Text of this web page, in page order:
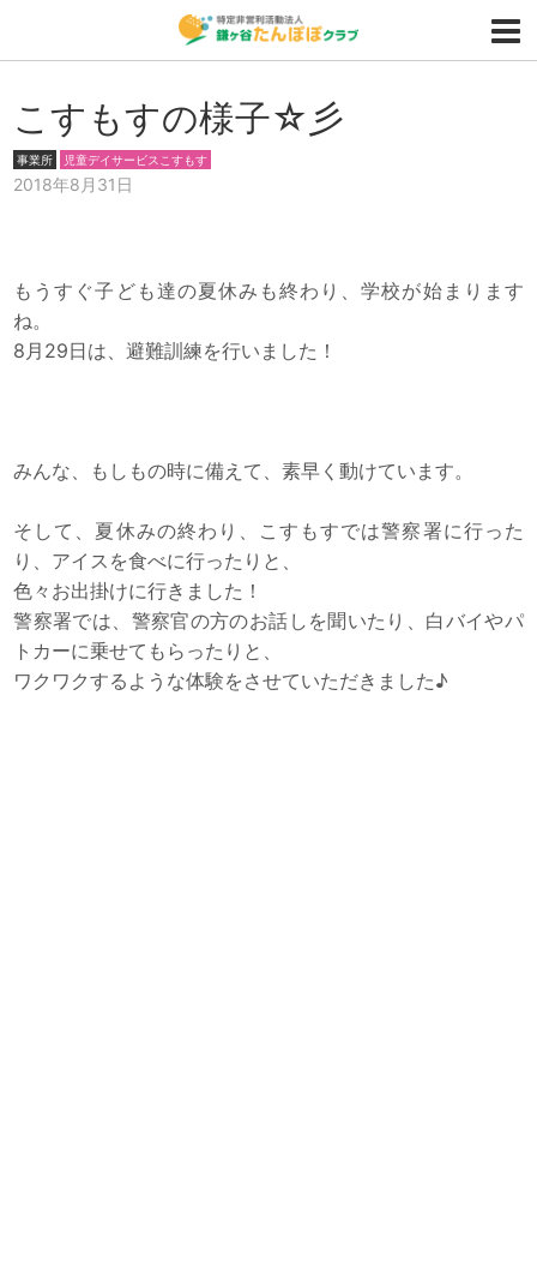
こすもすの様子☆彡
事業所 児童デイサービスこすもす
2018年8月31日
もうすぐ子ども達の夏休みも終わり、学校が始まります
ね。
8月29日は、避難訓練を行いました！
みんな、もしもの時に備えて、素早く動けています。
そして、夏休みの終わり、こすもすでは警察署に行った
り、アイスを食べに行ったりと、
色々お出掛けに行きました！
警察署では、警察官の方のお話しを聞いたり、白バイやパ
トカーに乗せてもらったりと、
ワクワクするような体験をさせていただきました♪